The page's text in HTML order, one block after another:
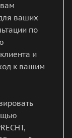
ваших
по
и
к вашим